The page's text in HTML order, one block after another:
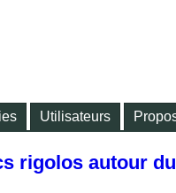
Utilisateurs
rigolos autour